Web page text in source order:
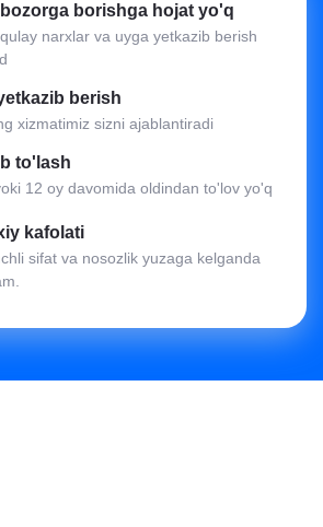
borishga hojat yo'q
narxlar va uyga yetkazib berish
berish
xizmatimiz sizni ajablantiradi
to'lash
12 oy davomida oldindan to'lov yo'q
kafolati
sifat va nosozlik yuzaga kelganda